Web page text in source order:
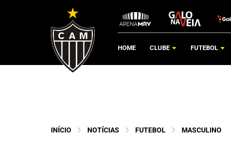
HOME CLUBE FUTEBOL
INÍCIO NOTÍCIAS FUTEBOL MASCULINO